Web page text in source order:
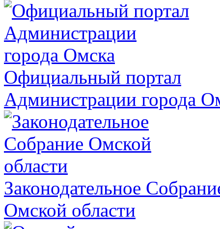
Официальный портал
Администрации города
Законодательное
Омской области